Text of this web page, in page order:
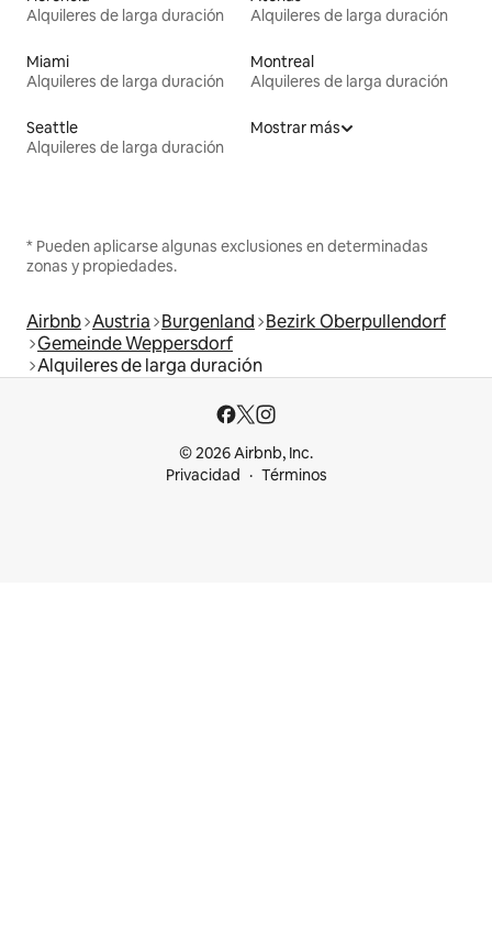
Alquileres de larga duración
Alquileres de larga duración
Miami
Alquileres de larga duración
Montreal
Alquileres de larga duración
Seattle
Alquileres de larga duración
Mostrar más
* Pueden aplicarse algunas exclusiones en determinadas
zonas y propiedades.
Airbnb Austria Burgenland Bezirk Oberpullendorf
Gemeinde Weppersdorf
Alquileres de larga duración
© 2026 Airbnb, Inc.
Privacidad
Términos